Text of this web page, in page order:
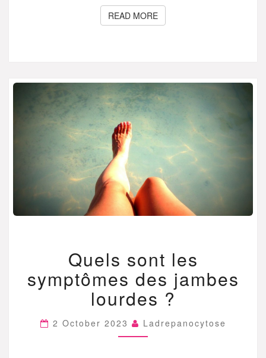
READ MOREREAD MORE
SONT
LES
SYMPTÔMES
DES
JAMBES
?
Quels sont les
symptômes des jambes
lourdes ?
2 October 2023 Ladrepanocytose